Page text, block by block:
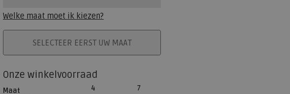
Welke maat moet ik kiezen?
PLAATS IN WINKELMAND
SELECTEER EERST UW MAAT
Onze winkelvoorraad
Maat 4
7